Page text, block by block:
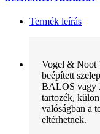
Termék leírás
Vogel & Noot
beépített
BALOS vagy
tartozék,
valóságban a
eltérhetnek.